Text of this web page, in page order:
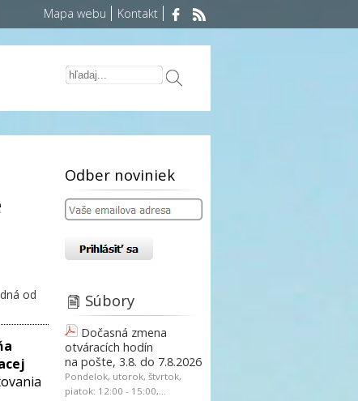
Mapa webu Kontakt
od
Odber noviniek
Súbory
Dočasná zmena
otváracích hodín
na pošte, 3.8. do 7.8.2026
Pondelok, utorok, štvrtok,
piatok: 12:00 - 15:00,...